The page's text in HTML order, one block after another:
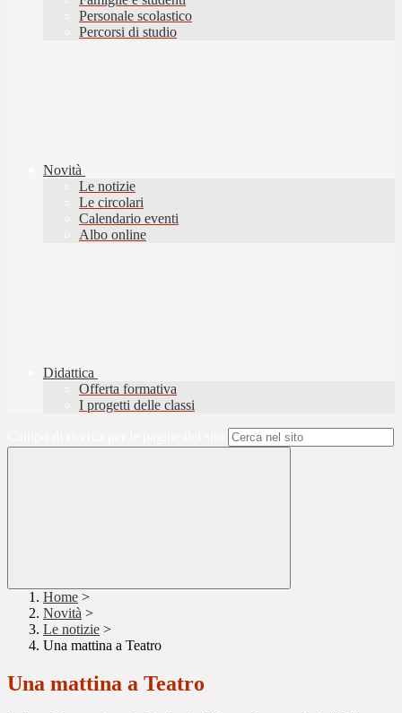
Personale scolastico
Percorsi di studio
Novità
Le notizie
Le circolari
Calendario eventi
Albo online
Didattica
Offerta formativa
I progetti delle classi
Home >
Novità >
Le notizie >
Una mattina a Teatro
Una mattina a Teatro